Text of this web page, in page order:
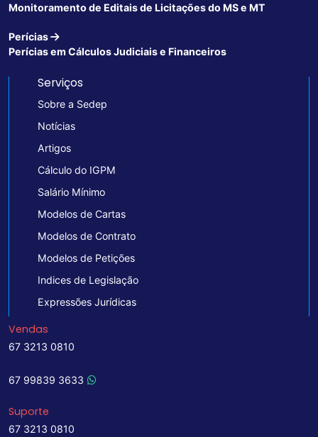
Monitoramento de Editais de Licitações do MS e MT
Perícias
Perícias em Cálculos Judiciais e Financeiros
Serviços
Sobre a Sedep
Notícias
Artigos
Cálculo do IGPM
Salário Mínimo
Modelos de Cartas
Modelos de Contrato
Modelos de Petições
Indices de Legislação
Expressões Jurídicas
Vendas
67 3213 0810
67 99839 3633
Suporte
67 3213 0810